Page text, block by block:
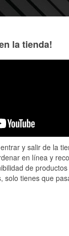
I had a great
Saturday
was so helpful
checking my ca...
la tienda!
y salir de la
en línea y
de
solo tienes que